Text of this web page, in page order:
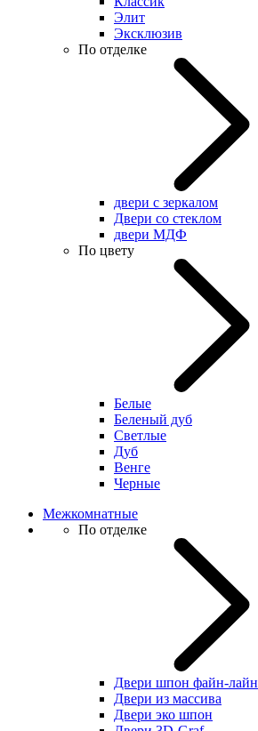
Элит
Эксклюзив
По отделке
двери с зеркалом
Двери со стеклом
двери МДФ
По цвету
Белые
Беленый дуб
Светлые
Дуб
Венге
Черные
Межкомнатные
По отделке
Двери шпон файн-лайн
Двери из массива
Двери эко шпон